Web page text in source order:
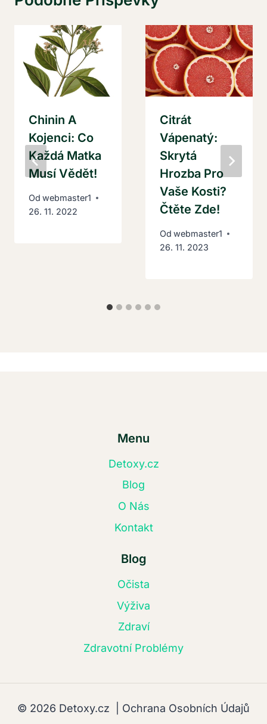
Chinin A
Kojenci: Co
Každá Matka
Musí Vědět!
Od webmaster1
26. 11. 2022
Citrát
Vápenatý:
Skrytá
Hrozba Pro
Vaše Kosti?
Čtěte Zde!
Od webmaster1
26. 11. 2023
Menu
Detoxy.cz
Blog
O Nás
Kontakt
Blog
Očista
Výživa
Zdraví
Zdravotní Problémy
© 2026 Detoxy.cz | Ochrana Osobních Údajů